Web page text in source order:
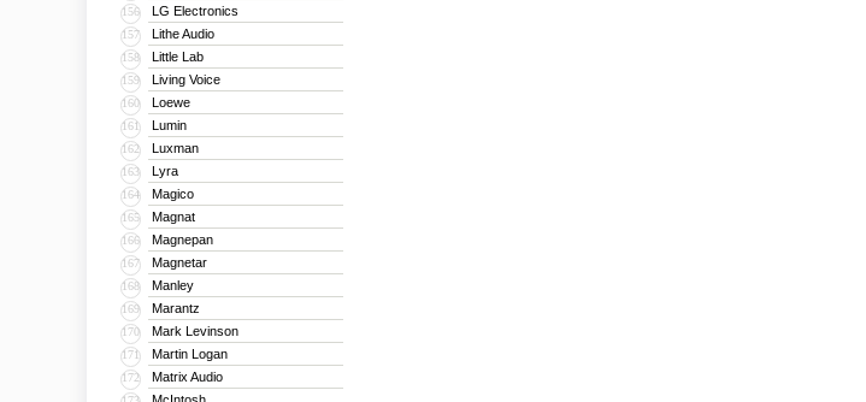
156 LG Electronics
157 Lithe Audio
158 Little Lab
159 Living Voice
160 Loewe
161 Lumin
162 Luxman
163 Lyra
164 Magico
165 Magnat
166 Magnepan
167 Magnetar
168 Manley
169 Marantz
170 Mark Levinson
171 Martin Logan
172 Matrix Audio